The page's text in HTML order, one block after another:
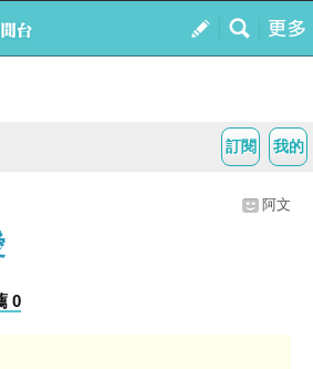
我的
訂閱
阿文
0